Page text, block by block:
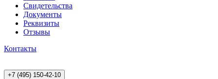
Свидетельства
Документы
Реквизиты
Отзывы
Контакты
+7 (495) 150-42-10